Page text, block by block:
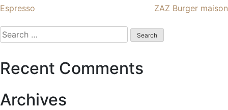
Post
navigation
Espresso ZAZ Burger maison
Search
for:
Recent Comments
Archives